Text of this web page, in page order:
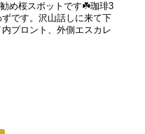
め桜スポットです☘️珈琲3
です。沢山話しに来て下
プロント、外側エスカレ